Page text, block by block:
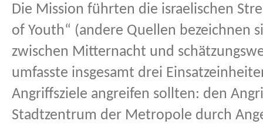
Die Mission führten die israelischen
of Youth“ (andere Quellen bezeichnen
zwischen Mitternacht und
umfasste insgesamt drei
Angriffsziele angreifen sollten: den
Stadtzentrum der Metropole durch